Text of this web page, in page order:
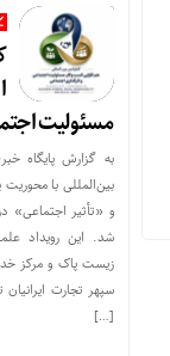
مسئولیت
به گزارش پایگاه
بین‌المللی با
شد. این رویداد
زیست پاک و مرکز
سپهر تجارت
[…]